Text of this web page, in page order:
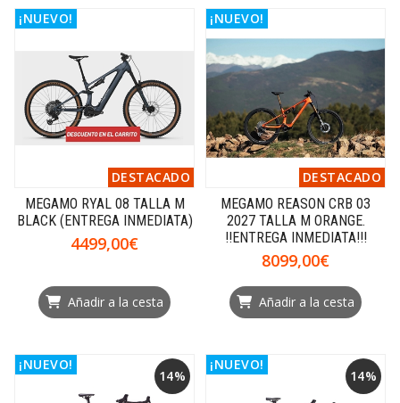
DESTACADO
¡NUEVO!
MEGAMO RYAL 08 TALLA M
BLACK (ENTREGA INMEDIATA)
4499,00€
Añadir a la cesta
DESTACADO
¡NUEVO!
MEGAMO REASON CRB 03
2027 TALLA M ORANGE.
!!ENTREGA INMEDIATA!!!
8099,00€
Añadir a la cesta
14%
¡NUEVO!
14%
¡NUEVO!